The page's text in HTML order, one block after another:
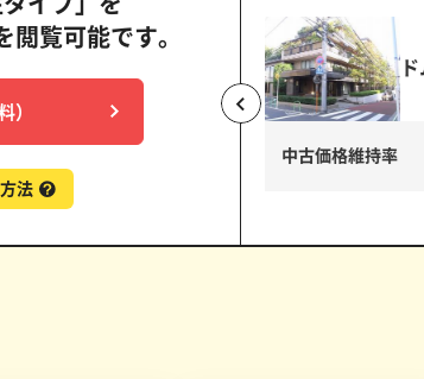
中古価格維持率
覧可能です。
）
法